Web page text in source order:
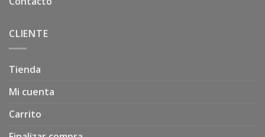
CLIENTE
Tienda
Mi cuenta
Carrito